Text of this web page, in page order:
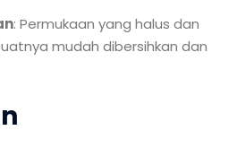
: Permukaan yang halus dan
mudah dibersihkan dan